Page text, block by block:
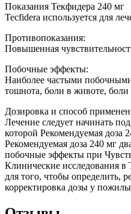
Показания Текфидера 240 мг
Tecfidera используется для
Противопоказания:
Повышенная
Побочные эффекты:
Наиболее частыми
тошнота, боли в животе,
Дозировка и способ
Лечение следует начинать
которой Рекомендуемая
Рекомендуемая доза 240 мг
побочные эффекты при
Клинические исследования в
для того, чтобы определить,
корректировка дозы у